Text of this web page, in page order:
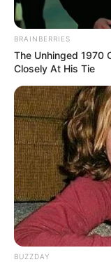
BRAINBERRIES
The Unhinged 1970
Closely At His Tie
BUZZDAY